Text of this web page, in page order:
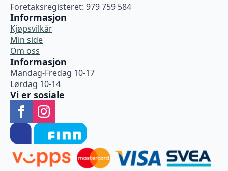
Foretaksregisteret: 979 759 584
Informasjon
Kjøpsvilkår
Min side
Om oss
Informasjon
Mandag-Fredag 10-17
Lørdag 10-14
Vi er sosiale